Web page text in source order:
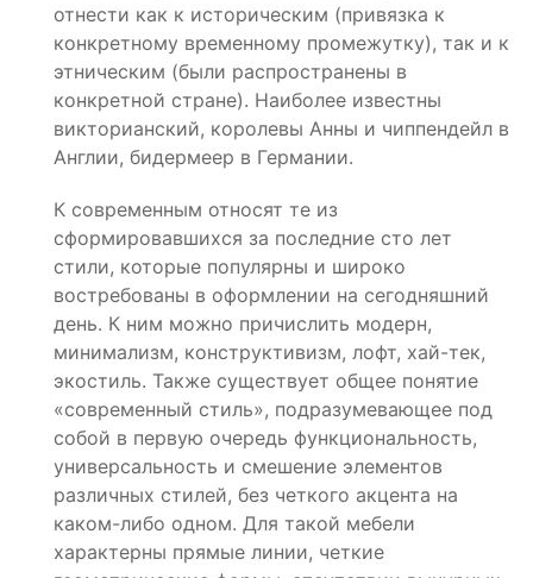
отнести как к историческим (привязка к
конкретному временному промежутку), так и к
этническим (были распространены в
конкретной стране). Наиболее известны
викторианский, королевы Анны и чиппендейл в
Англии, бидермеер в Германии.
К современным относят те из
сформировавшихся за последние сто лет
стили, которые популярны и широко
востребованы в оформлении на сегодняшний
день. К ним можно причислить модерн,
минимализм, конструктивизм, лофт, хай-тек,
экостиль. Также существует общее понятие
«современный стиль», подразумевающее под
собой в первую очередь функциональность,
универсальность и смешение элементов
различных стилей, без четкого акцента на
каком-либо одном. Для такой мебели
характерны прямые линии, четкие